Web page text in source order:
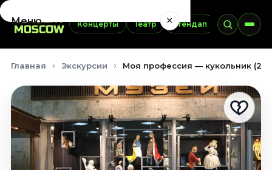
Концерты Театр Стендап Выставки
Меню ×
Сентябрь 2026
Октябрь 2026
Ноябрь 2026
Декабрь 2026
Январь 2027
Главная Экскурсии Моя профессия — кукольник (21